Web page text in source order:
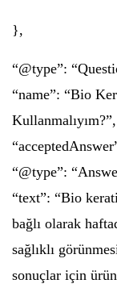
},
“@type”:
“name”: “Bio
Kullanmalıyım?”,
“@type”:
“text”: “Bio
bağlı olarak
sağlıklı
sonuçlar için